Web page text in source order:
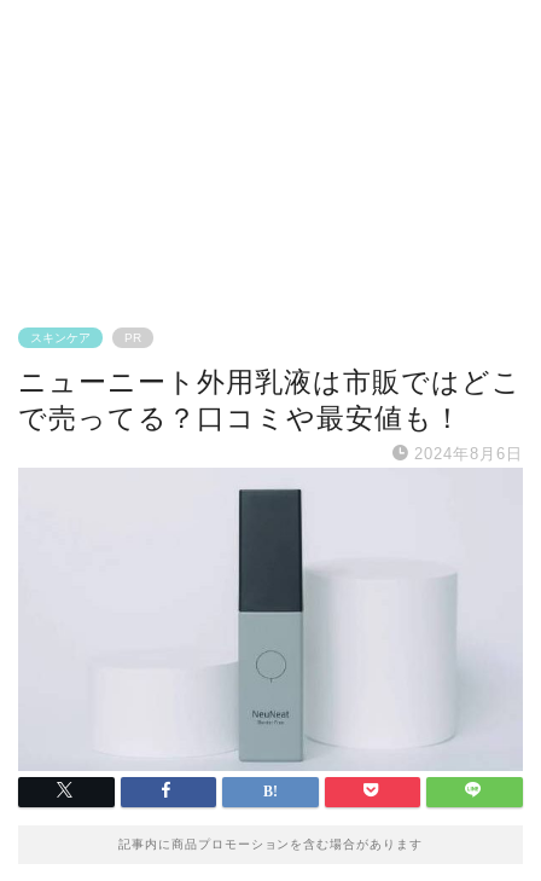
スキンケア PR
ニューニート外用乳液は市販ではどこ
で売ってる？口コミや最安値も！
2024年8月6日
記事内に商品プロモーションを含む場合があります